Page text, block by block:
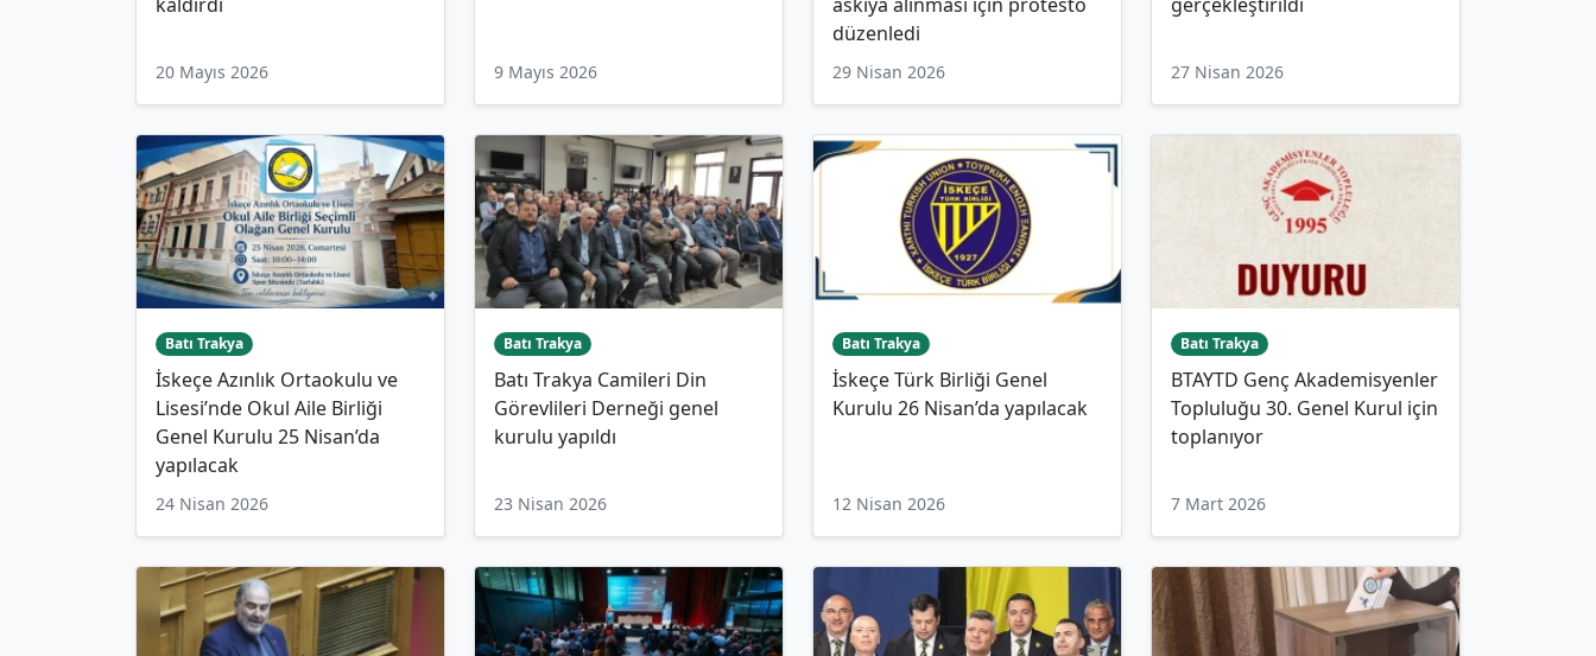
kaldırdı
20 Mayıs 2026 9 Mayıs 2026
askıya alınması için protesto
düzenledi
29 Nisan 2026
gerçekleştirildi
27 Nisan 2026
Batı Trakya
İskeçe Azınlık Ortaokulu ve
Lisesi’nde Okul Aile Birliği
Genel Kurulu 25 Nisan’da
yapılacak
24 Nisan 2026
Batı Trakya
Batı Trakya Camileri Din
Görevlileri Derneği genel
kurulu yapıldı
23 Nisan 2026
Batı Trakya
İskeçe Türk Birliği Genel
Kurulu 26 Nisan’da yapılacak
12 Nisan 2026
Batı Trakya
BTAYTD Genç Akademisyenler
Topluluğu 30. Genel Kurul için
toplanıyor
7 Mart 2026